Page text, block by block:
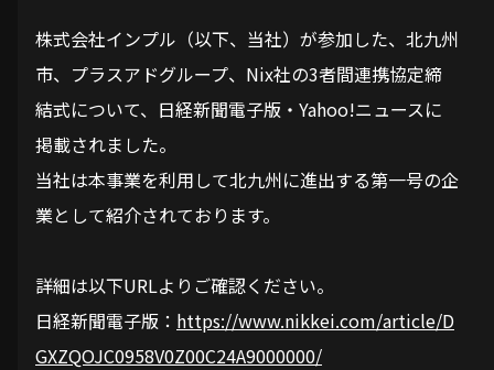
株式会社インプル（以下、当社）が参加した、北九州
市、プラスアドグループ、Nix社の3者間連携協定締
結式について、日経新聞電子版・Yahoo!ニュースに
掲載されました。
当社は本事業を利用して北九州に進出する第一号の企
業として紹介されております。
詳細は以下URLよりご確認ください。
日経新聞電子版： https://www.nikkei.com/article/D
GXZQOJC0958V0Z00C24A9000000/